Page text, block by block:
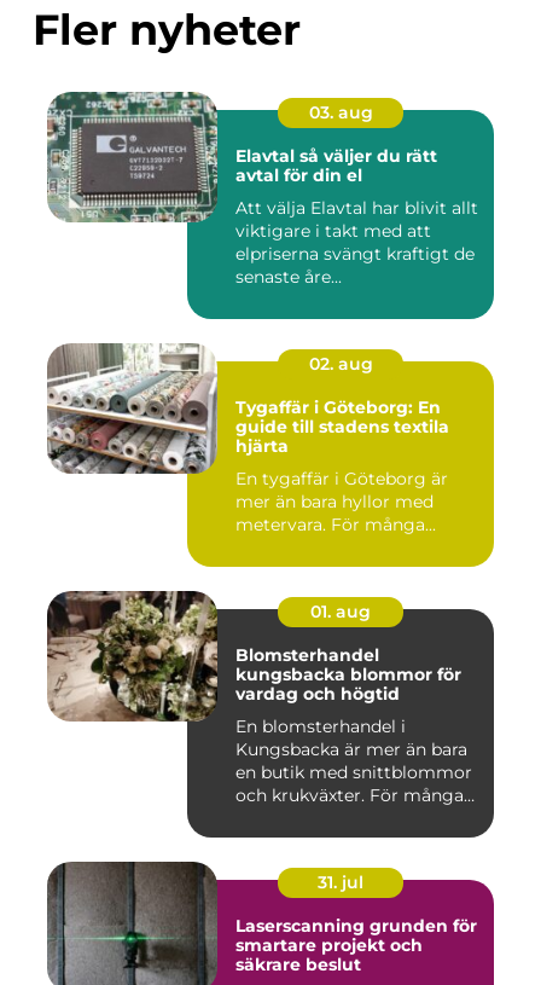
Fler nyheter
03. aug
Elavtal så väljer du rätt
avtal för din el
Att välja Elavtal har blivit allt
viktigare i takt med att
elpriserna svängt kraftigt de
senaste åre...
02. aug
Tygaffär i Göteborg: En
guide till stadens textila
hjärta
En tygaffär i Göteborg är
mer än bara hyllor med
metervara. För många...
01. aug
Blomsterhandel
kungsbacka blommor för
vardag och högtid
En blomsterhandel i
Kungsbacka är mer än bara
en butik med snittblommor
och krukväxter. För många
31. jul
Laserscanning grunden för
smartare projekt och
säkrare beslut